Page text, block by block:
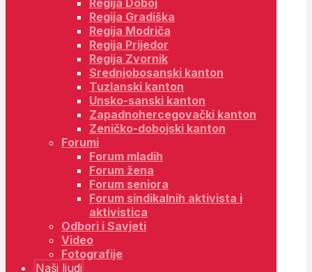
Regija Doboj
Regija Gradiška
Regija Modriča
Regija Prijedor
Regija Zvornik
Srednjobosanski kanton
Tuzlanski kanton
Unsko-sanski kanton
Zapadnohercegovački kanton
Zeničko-dobojski kanton
Forumi
Forum mladih
Forum žena
Forum seniora
Forum sindikalnih aktivista i
aktivistica
Odbori i Savjeti
Video
Fotografije
Naši ljudi